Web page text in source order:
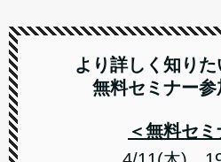
より詳しく知り
無料セミナー
＜無料セミ